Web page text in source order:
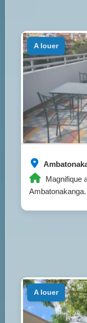
Magnifique
Ambatonakanga.
a louer
a louer